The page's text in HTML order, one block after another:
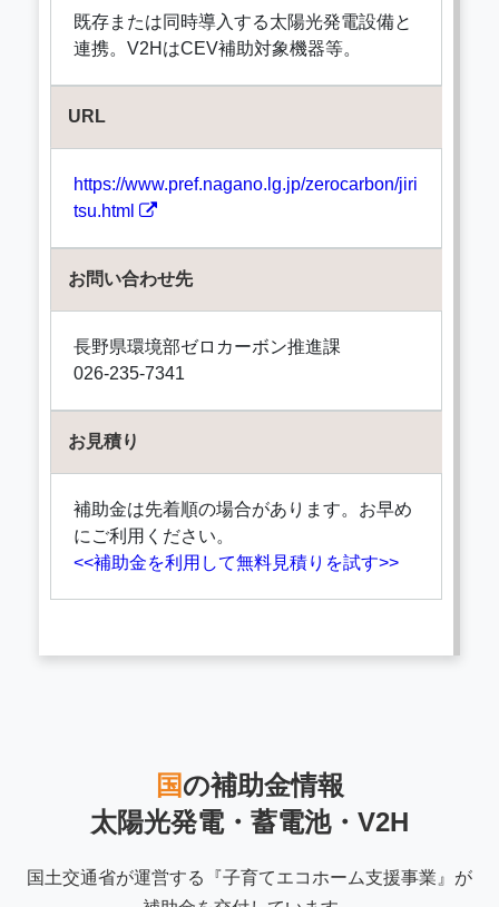
既存または同時導入する太陽光発電設備と
連携。V2HはCEV補助対象機器等。
URL
https://www.pref.nagano.lg.jp/zerocarbon/jiri
tsu.html
お問い合わせ先
長野県環境部ゼロカーボン推進課
026-235-7341
お見積り
補助金は先着順の場合があります。お早め
にご利用ください。
<<補助金を利用して無料見積りを試す>>
国の補助金情報
太陽光発電・蓄電池・V2H
国土交通省が運営する『子育てエコホーム支援事業』が